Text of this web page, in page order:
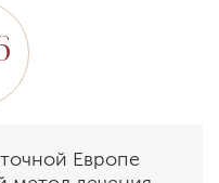
Европе